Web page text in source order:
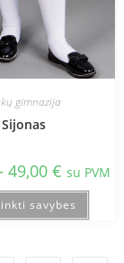
gimnazija
Sijonas
49,00 € su PVM
savybes